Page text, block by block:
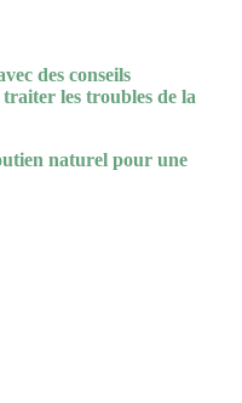
des conseils
les troubles de la
naturel pour une